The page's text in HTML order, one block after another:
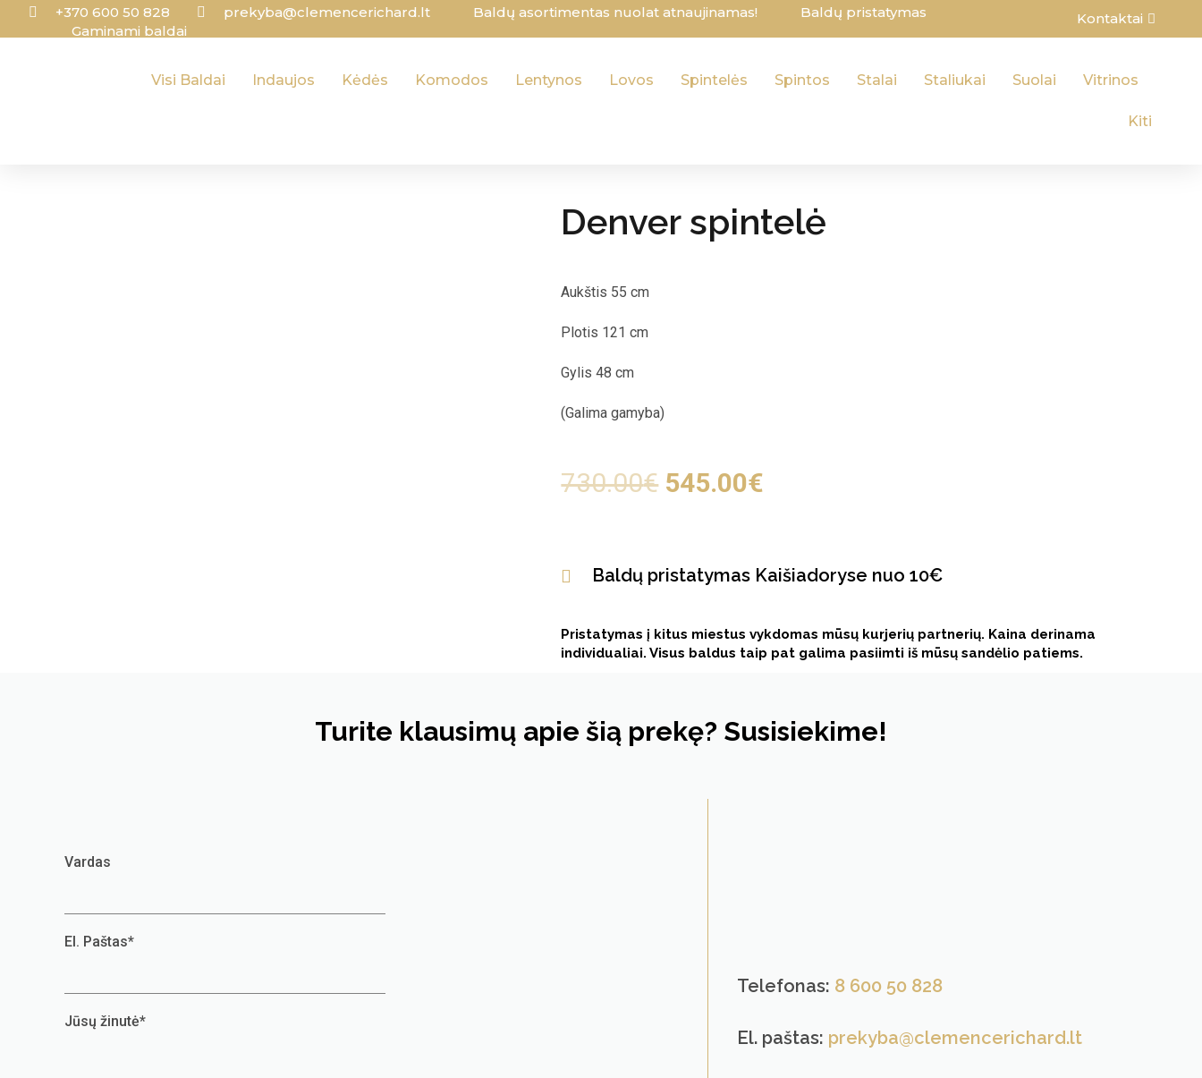
+370 600 50 828 prekyba@clemencerichard.lt Baldų asortimentas nuolat atnaujinamas!
Baldų pristatymas
Gaminami baldai
Kontaktai
Visi Baldai Indaujos Kėdės Komodos Lentynos Lovos Spintelės Spintos Stalai Staliukai Suolai Vitrinos
Kiti
Denver spintelė
Aukštis 55 cm
Plotis 121 cm
Gylis 48 cm
(Galima gamyba)
730.00€ 545.00€
Baldų pristatymas Kaišiadoryse nuo 10€
Pristatymas į kitus miestus vykdomas mūsų kurjerių partnerių. Kaina derinama
individualiai. Visus baldus taip pat galima pasiimti iš mūsų sandėlio patiems.
Turite klausimų apie šią prekę? Susisiekime!
Vardas
El. Paštas*
Jūsų žinutė*
Telefonas: 8 600 50 828
El. paštas: prekyba@clemencerichard.lt